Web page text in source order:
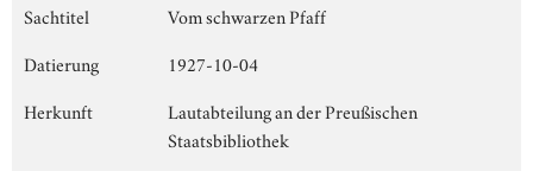
Sachtitel
Vom schwarzen Pfaff
Datierung
1927-10-04
Herkunft
Lautabteilung an der Preußischen
Staatsbibliothek